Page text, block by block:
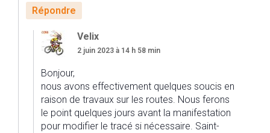
Répondre
Velix
2 juin 2023 à 14 h 58 min
Bonjour,
nous avons effectivement quelques soucis en
raison de travaux sur les routes. Nous ferons
le point quelques jours avant la manifestation
pour modifier le tracé si nécessaire. Saint-